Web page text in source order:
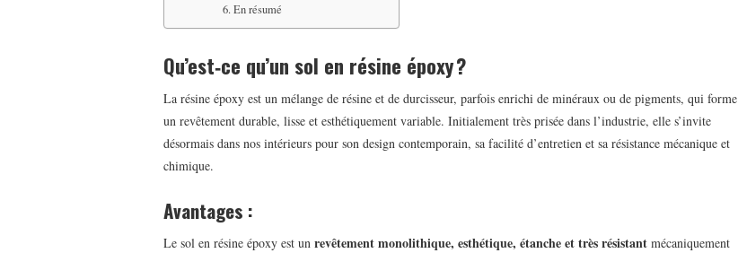
En résumé
Qu’est‑ce qu’un sol en résine époxy ?
La résine époxy est un mélange de résine et de durcisseur, parfois enrichi de minéraux ou de pigments, qui forme
un revêtement durable, lisse et esthétiquement variable. Initialement très prisée dans l’industrie, elle s’invite
désormais dans nos intérieurs pour son design contemporain, sa facilité d’entretien et sa résistance mécanique et
chimique.
Avantages :
Le sol en résine époxy est un revêtement monolithique, esthétique, étanche et très résistant mécaniquement